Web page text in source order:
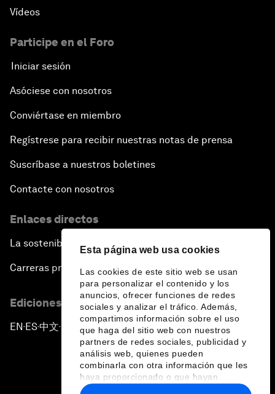
Esta página web usa cookies
Las cookies de este sitio web se usan
para personalizar el contenido y los
anuncios, ofrecer funciones de redes
sociales y analizar el tráfico. Además,
compartimos información sobre el uso
que haga del sitio web con nuestros
partners de redes sociales, publicidad y
análisis web, quienes pueden
combinarla con otra información que les
haya proporcionado o que hayan
recopilado a partir del uso que haya
Vídeos
Participe en el Foro
Iniciar sesión
Asóciese con nosotros
Conviértase en miembro
Regístrese para recibir nuestras notas de prensa
Suscríbase a nuestros boletines
Contacte con nosotros
Enlaces directos
La sostenibilidad en el Foro
Carreras profesionales
Ediciones en otros idiomas
EN ▪ES▪中文▪ 日本語